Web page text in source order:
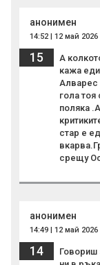
анонимен
14:52 | 12 май 2026
15
А
кажа
Алварес
гола
поляка
стар е
срещу
анонимен
14:49 | 12 май 2026
14
Говориш